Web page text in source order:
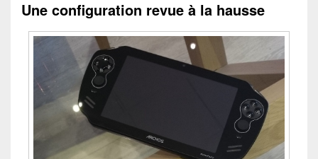
Une configuration revue à la hausse